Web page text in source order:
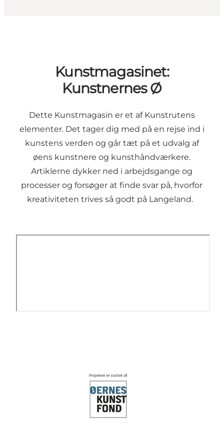
Kunstmagasinet:
Kunstnernes Ø
Dette Kunstmagasin er et af Kunstrutens
elementer. Det tager dig med på en rejse ind i
kunstens verden og går tæt på et udvalg af
øens kunstnere og kunsthåndværkere.
Artiklerne dykker ned i arbejdsgange og
processer og forsøger at finde svar på, hvorfor
kreativiteten trives så godt på Langeland.